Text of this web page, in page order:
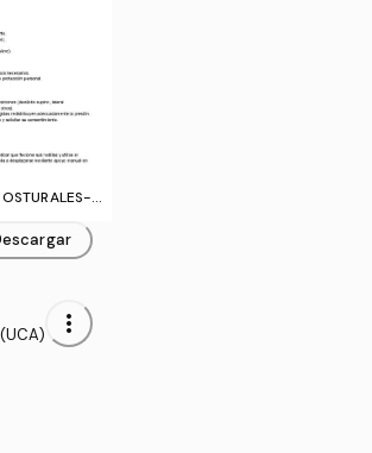
D
more_vert